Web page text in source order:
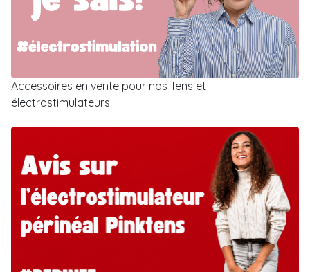
Accessoires en vente pour nos Tens et
électrostimulateurs